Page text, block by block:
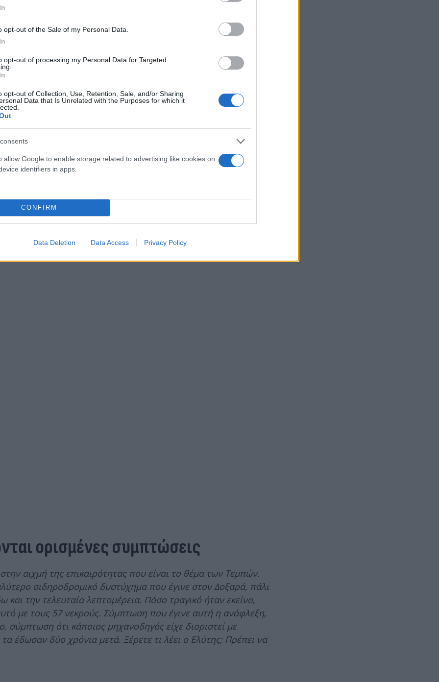
opt-out of the Sale of my Personal Data.
opt-out of processing my Personal Data for Targeted
opt-out of Collection, Use, Retention, Sale, and/or Sharing
Data that Is Unrelated with the Purposes for which it
allow Google to enable storage related to advertising like cookies on
identifiers in apps.
CONFIRM
Data Deletion Data Access Privacy Policy
η διχόνοια
ο Γιώργος Λιάνης πέρασε 24 χρόνια ως βουλευτής
Πρέπει να είσαι υπερκομματικός, δεν γίνεται να
η διχόνοια. Από τα αρχαία χρόνια μέχρι σήμερα η διχόνοια
Ο εθνικός μας ποιητής, Διονύσιος Σολωμός, σε ολόκληρο
‘’η διχόνοια η δολερή
στη χώρα, πρωτίστως οι πολιτικοί, δευτερευόντως οι
ορισμένες συμπτώσεις
αιχμή της επικαιρότητας που είναι το θέμα των Τεμπών.
σιδηροδρομικό δυστύχημα που έγινε στον Δοξαρά, πάλι
και την τελευταία λεπτομέρεια. Πόσο τραγικό ήταν εκείνο,
με τους 57 νεκρούς. Σύμπτωση που έγινε αυτή η ανάφλεξη,
ότι κάποιος μηχανοδηγός είχε διοριστεί με
έδωσαν δύο χρόνια μετά. Ξέρετε τι λέει ο Ελύτης; Πρέπει να